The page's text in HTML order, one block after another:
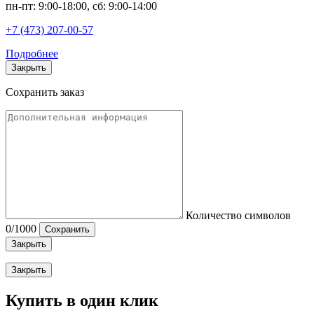
пн-пт: 9:00-18:00, сб: 9:00-14:00
+7 (473) 207-00-57
Подробнее
Закрыть
Сохранить заказ
Количество символов
0/1000
Сохранить
Закрыть
Закрыть
Купить в один клик